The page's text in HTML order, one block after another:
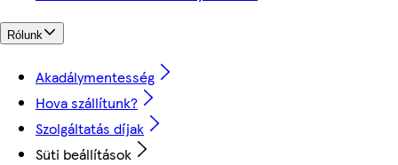
Rólunk
Akadálymentesség
Hova szállítunk?
Szolgáltatás díjak
Süti beállítások